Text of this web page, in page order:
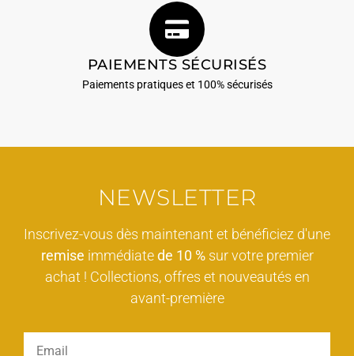
PAIEMENTS SÉCURISÉS
Paiements pratiques et 100% sécurisés
NEWSLETTER
Inscrivez-vous dès maintenant et bénéficiez d'une
remise immédiatede 10 %sur votre premier
achat ! Collections, offres et nouveautés en
avant-première